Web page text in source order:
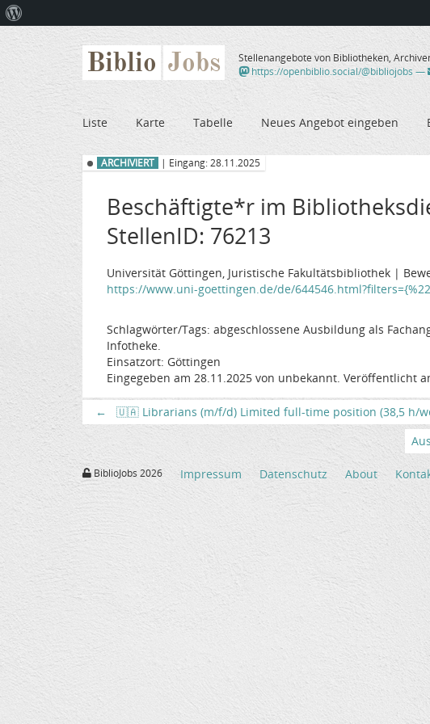
Biblio Jobs
Stellenangebote von Bibliotheken,
https://openbiblio.social/@bibliojobs —
Liste Karte Tabelle Neues Angebot eingeben
ARCHIVIERT | Eingang: 28.11.2025
Beschäftigte*r im
StellenID: 76213
Universität Göttingen, Juristische Fakultätsbibliothek |
https://www.uni-goettingen.de/de/
Schlagwörter/Tags: abgeschlossene Ausbildung als
Infotheke.
Einsatzort: Göttingen
Eingegeben am 28.11.2025 von unbekannt. Veröffentlicht
←
🇺🇦 Librarians (m/f/d) Limited full-time position (38,5 h/
BiblioJobs 2026 Impressum Datenschutz About
WordPress